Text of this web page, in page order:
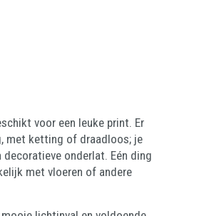
voor een leuke print. Er
met ketting of draadloos; je
onderlat. Eén ding
met vloeren of andere